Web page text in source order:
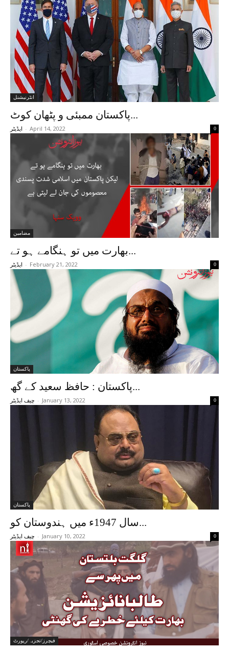
انٹرنیشنل
پاکستان ممبئی و پٹھان کوٹ...
ایڈیٹر - April 14, 2022 0
مضامین
بھارت میں تو ہنگامے ہو تے...
ایڈیٹر - February 21, 2022 0
پاکستان
پاکستان : حافظ سعید کے گھ...
چیف ایڈیٹر - January 13, 2022 0
پاکستان
سال 1947ء میں ہندوستان کو...
چیف ایڈیٹر - January 10, 2022 0
فیچرز/تجزیہ/رپورٹ